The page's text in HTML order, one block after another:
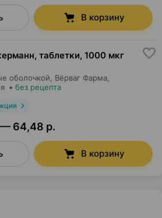
В корзину
таблетки, 1000 мкг
оболочкой, Вёрваг Фарма
• без рецепта
64,48 р.
В корзину